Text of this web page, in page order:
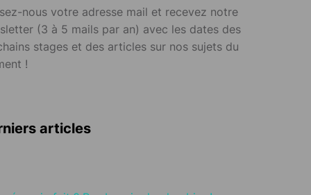
nous votre adresse mail et recevez notre
(3 à 5 mails par an) avec les dates des
stages et des articles sur nos sujets du
!
articles